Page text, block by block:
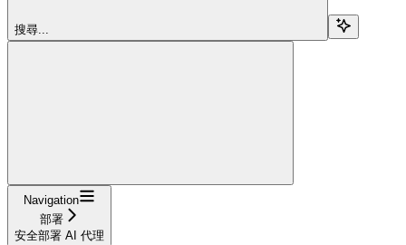
搜尋...
Navigation
部署
安全部署 AI 代理